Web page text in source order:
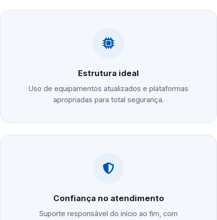
Estrutura ideal
Uso de equipamentos atualizados e plataformas
apropriadas para total segurança.
Confiança no atendimento
Suporte responsável do início ao fim, com